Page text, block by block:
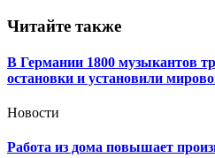
Читайте также
В Германии 1800 музыкантов
остановки и установили
Новости
Работа из дома повышает